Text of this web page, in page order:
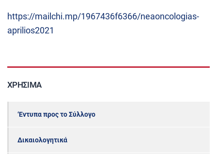
https://mailchi.mp/1967436f6366/neaoncologias-
aprilios2021
ΧΡΉΣΙΜΑ
‘Εντυπα προς το Σύλλογο
Δικαιολογητικά